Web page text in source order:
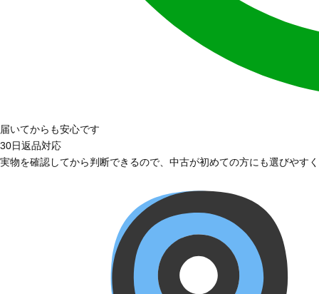
届いてからも安心です
30日返品対応
実物を確認してから判断できるので、中古が初めての方にも選びやす